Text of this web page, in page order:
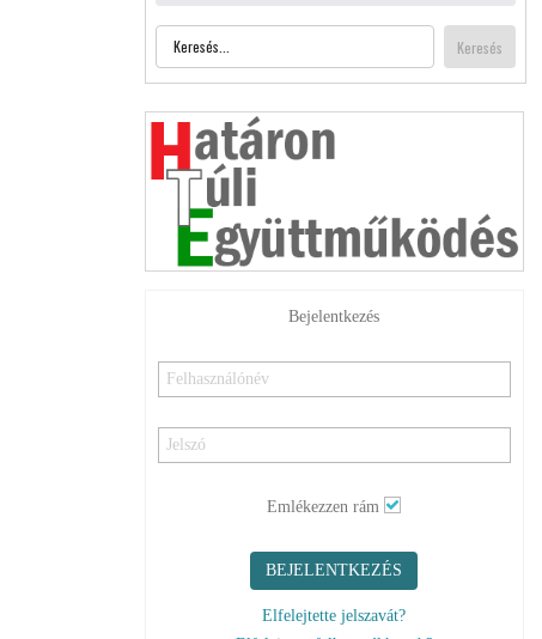
Elfelejtette jelszavát?